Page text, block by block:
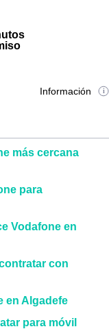
Información
más cercana
para
Vodafone en
con
en Algadefe
para móvil